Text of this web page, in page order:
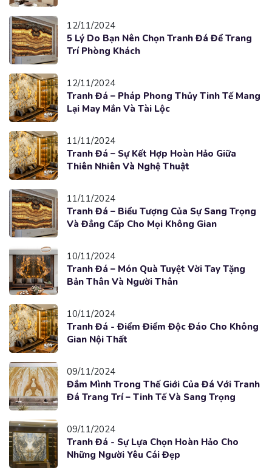
12/11/2024
5 Lý Do Bạn Nên Chọn Tranh Đá Để Trang
Trí Phòng Khách
12/11/2024
Tranh Đá – Pháp Phong Thủy Tinh Tế Mang
Lại May Mắn Và Tài Lộc
11/11/2024
Tranh Đá – Sự Kết Hợp Hoàn Hảo Giữa
Thiên Nhiên Và Nghệ Thuật
11/11/2024
Tranh Đá – Biểu Tượng Của Sự Sang Trọng
Và Đẳng Cấp Cho Mọi Không Gian
10/11/2024
Tranh Đá – Món Quà Tuyệt Vời Tay Tặng
Bản Thân Và Người Thân
10/11/2024
Tranh Đá - Điểm Điểm Độc Đáo Cho Không
Gian Nội Thất
09/11/2024
Đắm Mình Trong Thế Giới Của Đá Với Tranh
Đá Trang Trí – Tinh Tế Và Sang Trọng
09/11/2024
Tranh Đá - Sự Lựa Chọn Hoàn Hảo Cho
Những Người Yêu Cái Đẹp